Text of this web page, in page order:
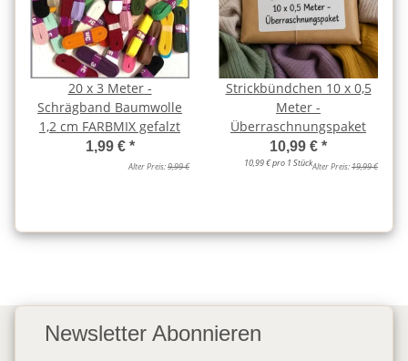
20 x 3 Meter -
Schrägband Baumwolle
1,2 cm FARBMIX gefalzt
1,99 € *
Alter Preis:9,99 €
Strickbündchen 10 x 0,5
Meter -
Überraschnungspaket
10,99 € *
10,99 € pro 1 StückAlter Preis:19,99 €
Newsletter Abonnieren